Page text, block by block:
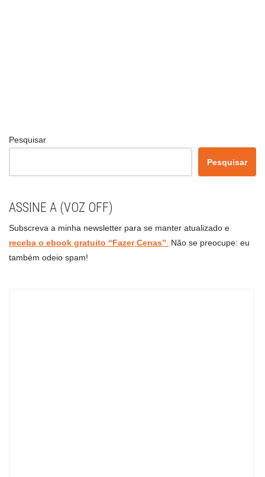
Pesquisar
Pesquisar
ASSINE A (VOZ OFF)
Subscreva a minha newsletter para se manter atualizado e
receba o ebook gratuito “Fazer Cenas”. Não se preocupe: eu
também odeio spam!